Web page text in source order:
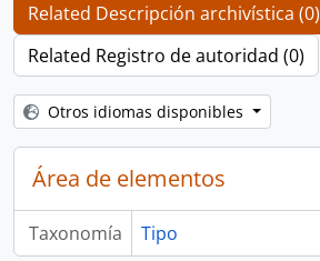
Related Descripción archivística (0)
Related Registro de autoridad (0)
Otros idiomas disponibles
Área de elementos
Taxonomía Tipo